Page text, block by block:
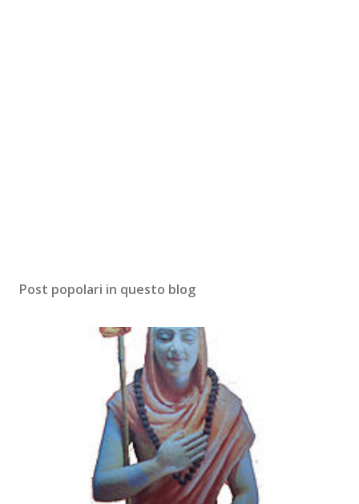
Post popolari in questo blog